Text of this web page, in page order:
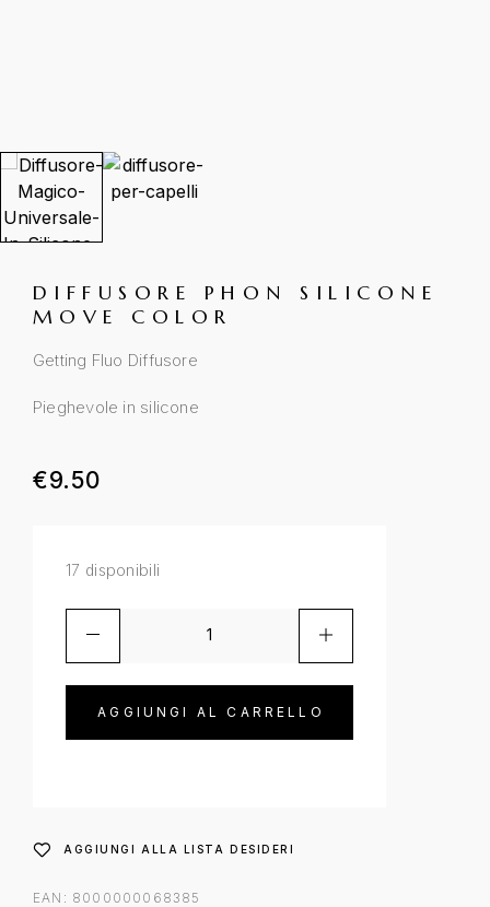
DIFFUSORE PHON SILICONE
MOVE COLOR
Getting Fluo Diffusore
Pieghevole in silicone
€9.50
17 disponibili
AGGIUNGI AL CARRELLO
AGGIUNGI ALLA LISTA DESIDERI
EAN: 8000000068385